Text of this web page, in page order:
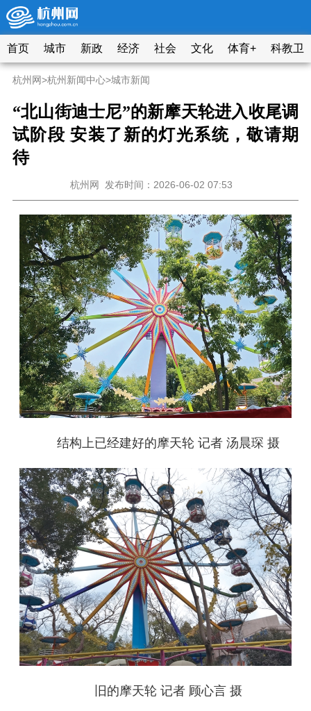
首页 城市 新政 经济 社会 文化 体育+ 科教卫
杭州网>杭州新闻中心>城市新闻
“北山街迪士尼”的新摩天轮进入收尾调
试阶段 安装了新的灯光系统，敬请期
待
杭州网 发布时间：2026-06-02 07:53
结构上已经建好的摩天轮 记者 汤晨琛 摄
旧的摩天轮 记者 顾心言 摄